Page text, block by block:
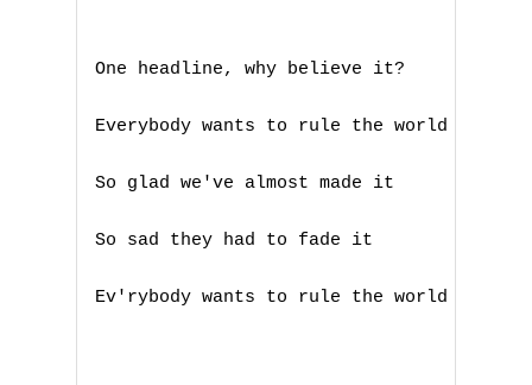
One headline, why believe it?
Everybody wants to rule the world
So glad we've almost made it
So sad they had to fade it
Ev'rybody wants to rule the world
F
G